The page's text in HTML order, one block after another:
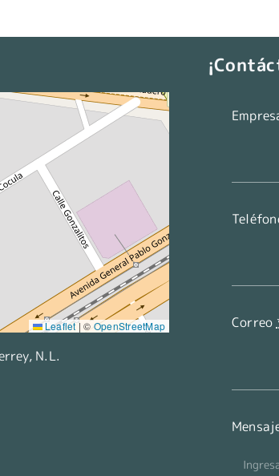
Leaflet| ©OpenStreetMap
N.L.
Correo